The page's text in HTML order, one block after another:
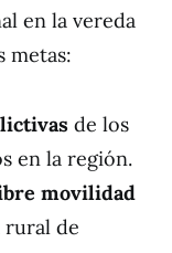
en la vereda
metas:
de los
en la región.
movilidad
rural de